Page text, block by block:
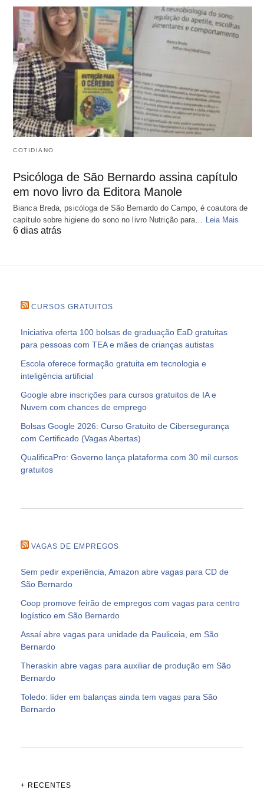
COTIDIANO
Psicóloga de São Bernardo assina capítulo
em novo livro da Editora Manole
Bianca Breda, psicóloga de São Bernardo do Campo, é coautora de
capítulo sobre higiene do sono no livro Nutrição para…
Leia Mais
6 dias atrás
CURSOS GRATUITOS
Iniciativa oferta 100 bolsas de graduação EaD gratuitas
para pessoas com TEA e mães de crianças autistas
Escola oferece formação gratuita em tecnologia e
inteligência artificial
Google abre inscrições para cursos gratuitos de IA e
Nuvem com chances de emprego
Bolsas Google 2026: Curso Gratuito de Cibersegurança
com Certificado (Vagas Abertas)
QualificaPro: Governo lança plataforma com 30 mil cursos
gratuitos
VAGAS DE EMPREGOS
Sem pedir experiência, Amazon abre vagas para CD de
São Bernardo
Coop promove feirão de empregos com vagas para centro
logístico em São Bernardo
Assaí abre vagas para unidade da Pauliceia, em São
Bernardo
Theraskin abre vagas para auxiliar de produção em São
Bernardo
Toledo: líder em balanças ainda tem vagas para São
Bernardo
+ RECENTES